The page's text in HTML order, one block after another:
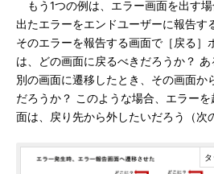
もう1つの例は、エラー画面を出す
出たエラーをエンドユーザーに報告す
そのエラーを報告する画面で［戻る］
は、どの画面に戻るべきだろうか？
別の画面に遷移したとき、その画面か
だろうか？ このような場合、エラー
面は、戻り先から外したいだろう（次